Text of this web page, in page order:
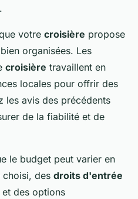
votre croisière propose
organisées. Les
croisière travaillent en
locales pour offrir des
les avis des précédents
de la fiabilité et de
le budget peut varier en
des droits d'entrée
et des options